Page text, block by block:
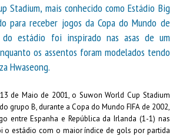
Stadium, mais conhecido como Estádio Big
para receber jogos da Copa do Mundo de
estádio foi inspirado nas asas de um
os assentos foram modelados tendo
Hwaseong.
de Maio de 2001, o Suwon World Cup Stadium
grupo B, durante a Copa do Mundo FIFA de 2002,
entre Espanha e República da Irlanda (1-1) nas
o estádio com o maior índice de gols por partida